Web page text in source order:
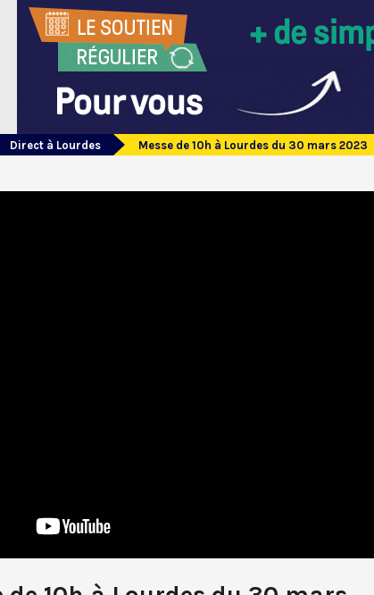
Direct à Lourdes Messe de 10h à Lourdes du 30 mars 2023